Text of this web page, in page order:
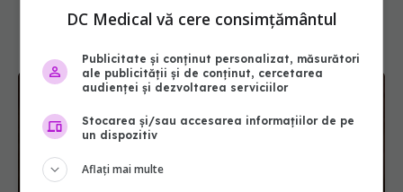
DC Medical vă cere consimțământul
Publicitate și conținut personalizat, măsurători
ale publicității și de conținut, cercetarea
audienței și dezvoltarea serviciilor
Stocarea și/sau accesarea informațiilor de pe
un dispozitiv
Aflați mai multe